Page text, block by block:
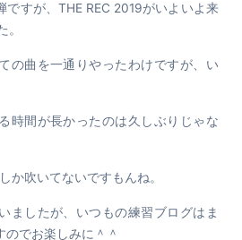
ですが、THE REC 2019がいよいよ来
。
の曲を一通りやったわけですが、い
時間が長かったのは久しぶりじゃな
か吹いてないですもんね。
ましたが、いつもの練習ブログはま
でお楽しみに＾＾